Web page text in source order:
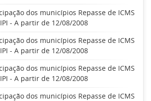
dos municípios Repasse de ICMS
- A partir de 12/08/2008
dos municípios Repasse de ICMS
- A partir de 12/08/2008
dos municípios Repasse de ICMS
- A partir de 12/08/2008
dos municípios Repasse de ICMS